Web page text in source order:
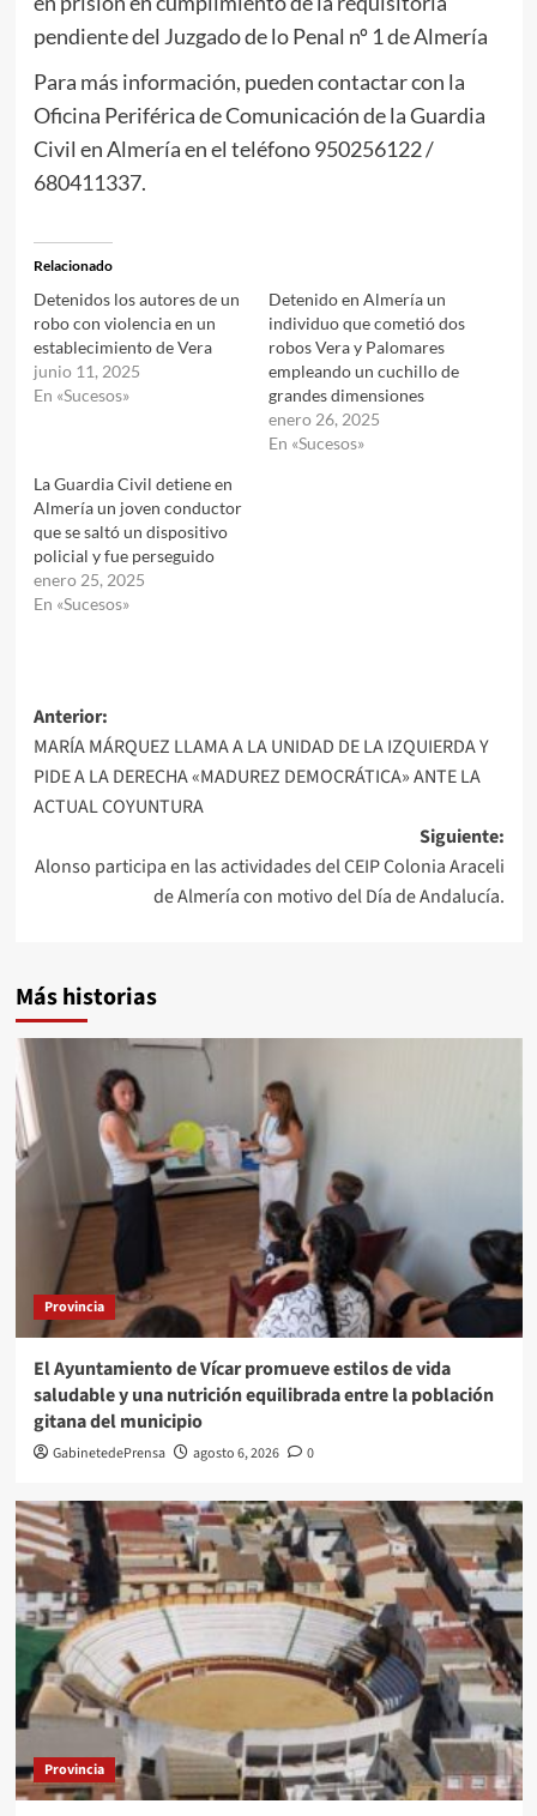
pendiente del Juzgado de lo Penal nº 1 de Almería
Para más información, pueden contactar con la
Oficina Periférica de Comunicación de la Guardia
Civil en Almería en el teléfono 950256122 /
680411337.
Relacionado
Detenidos los autores de un
robo con violencia en un
establecimiento de Vera
junio 11, 2025
En «Sucesos»
Detenido en Almería un
individuo que cometió dos
robos Vera y Palomares
empleando un cuchillo de
grandes dimensiones
enero 26, 2025
En «Sucesos»
La Guardia Civil detiene en
Almería un joven conductor
que se saltó un dispositivo
policial y fue perseguido
enero 25, 2025
En «Sucesos»
Navegación
de
entradas
Anterior:
MARÍA MÁRQUEZ LLAMA A LA UNIDAD DE LA IZQUIERDA Y
PIDE A LA DERECHA «MADUREZ DEMOCRÁTICA» ANTE LA
ACTUAL COYUNTURA
Siguiente:
Alonso participa en las actividades del CEIP Colonia Araceli
de Almería con motivo del Día de Andalucía.
Más historias
Provincia
El Ayuntamiento de Vícar promueve estilos de vida
saludable y una nutrición equilibrada entre la población
gitana del municipio
GabinetedePrensa agosto 6, 2026 0
Provincia